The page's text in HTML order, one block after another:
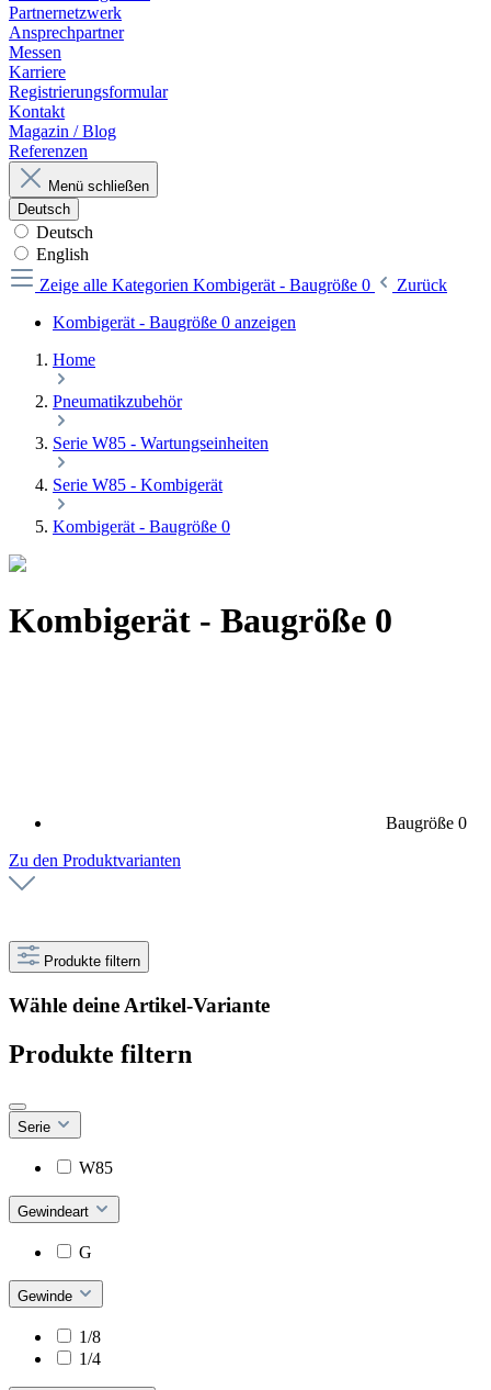
Partnernetzwerk
Ansprechpartner
Messen
Karriere
Registrierungsformular
Kontakt
Magazin / Blog
Referenzen
Menü schließen
Deutsch
Deutsch
English
Zeige alle Kategorien Kombigerät - Baugröße 0
Zurück
Kombigerät - Baugröße 0 anzeigen
Home
Pneumatikzubehör
Serie W85 - Wartungseinheiten
Serie W85 - Kombigerät
Kombigerät - Baugröße 0
Kombigerät - Baugröße 0
Baugröße 0
Zu den Produktvarianten
Produkte filtern
Wähle deine Artikel-Variante
Produkte filtern
Serie
W85
Gewindeart
G
Gewinde
1/8
1/4